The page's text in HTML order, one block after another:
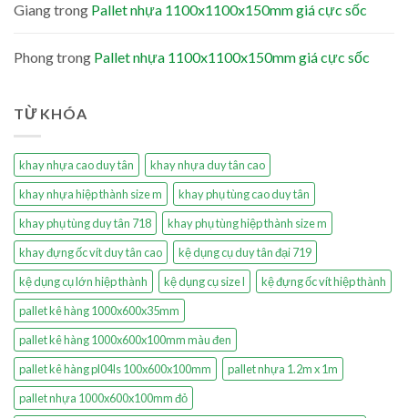
Giangtrong Pallet nhựa 1100x1100x150mm giá cực sốc
Phongtrong Pallet nhựa 1100x1100x150mm giá cực sốc
TỪ KHÓA
khay nhựa cao duy tân
khay nhựa duy tân cao
khay nhựa hiệp thành size m
khay phụ tùng cao duy tân
khay phụ tùng duy tân 718
khay phụ tùng hiệp thành size m
khay đựng ốc vít duy tân cao
kệ dụng cụ duy tân đại 719
kệ dụng cụ lớn hiệp thành
kệ dụng cụ size l
kệ đựng ốc vít hiệp thành
pallet kê hàng 1000x600x35mm
pallet kê hàng 1000x600x100mm màu đen
pallet kê hàng pl04ls 100x600x100mm
pallet nhựa 1.2m x 1m
pallet nhựa 1000x600x100mm đỏ